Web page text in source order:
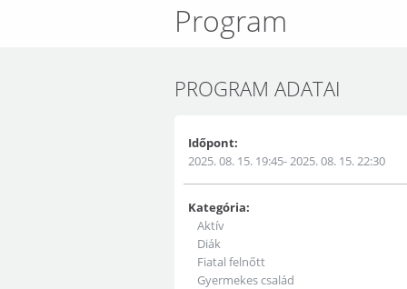
Program
PROGRAM ADATAI
Időpont:
2025. 08. 15. 19:45- 2025. 08. 15. 22:30
Kategória:
Aktív
Diák
Fiatal felnőtt
Gyermekes család